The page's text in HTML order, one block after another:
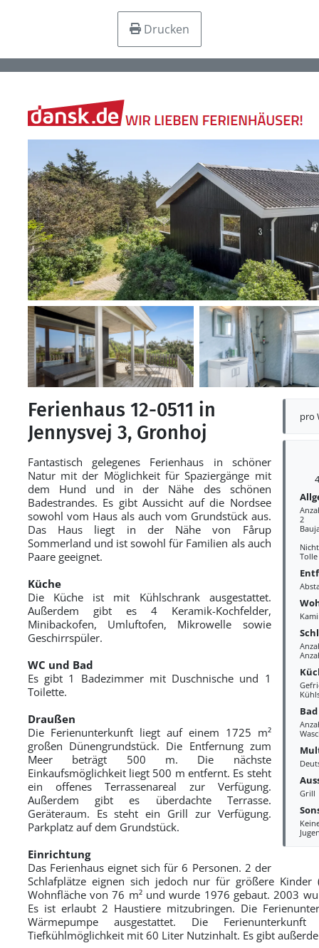
Drucken
pro
2
Bad
Grill
Ferienhaus 12-0511 in
Jennysvej 3, Gronhoj
Fantastisch gelegenes Ferienhaus in schöner
Natur mit der Möglichkeit für Spaziergänge mit
dem Hund und in der Nähe des schönen
Badestrandes. Es gibt Aussicht auf die Nordsee
sowohl vom Haus als auch vom Grundstück aus.
Das Haus liegt in der Nähe von Fårup
Sommerland und ist sowohl für Familien als auch
Paare geeignet.
Küche
Die Küche ist mit Kühlschrank ausgestattet.
Außerdem gibt es 4 Keramik-Kochfelder,
Minibackofen, Umluftofen, Mikrowelle sowie
Geschirrspüler.
WC und Bad
Es gibt 1 Badezimmer mit Duschnische und 1
Toilette.
Draußen
Die Ferienunterkunft liegt auf einem 1725 m²
großen Dünengrundstück. Die Entfernung zum
Meer beträgt 500 m. Die nächste
Einkaufsmöglichkeit liegt 500 m entfernt. Es steht
ein offenes Terrassenareal zur Verfügung.
Außerdem gibt es überdachte Terrasse.
Geräteraum. Es steht ein Grill zur Verfügung.
Parkplatz auf dem Grundstück.
Einrichtung
Das Ferienhaus eignet sich für 6 Personen. 2 der
Schlafplätze eignen sich jedoch nur für größere
Wohnfläche von 76 m² und wurde 1976 gebaut. 2003
Es ist erlaubt 2 Haustiere mitzubringen. Die
Wärmepumpe ausgestattet. Die
Tiefkühlmöglichkeit mit 60 Liter Nutzinhalt. Es gibt